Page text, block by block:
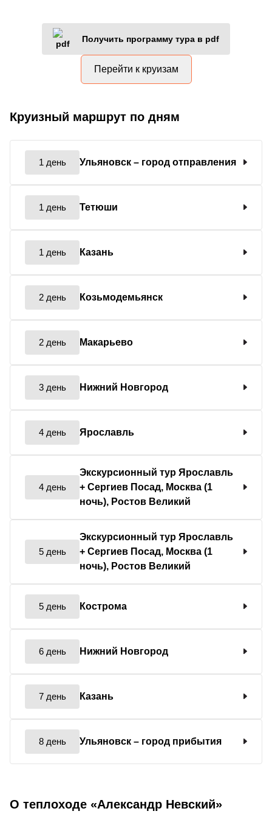
Получить программу тура в pdf
Перейти к круизам
Круизный маршрут по дням
1 день Ульяновск – город отправления
1 день Тетюши
1 день Казань
2 день Козьмодемьянск
2 день Макарьево
3 день Нижний Новгород
4 день Ярославль
4 день
Экскурсионный тур Ярославль
+ Сергиев Посад, Москва (1
ночь), Ростов Великий
5 день
Экскурсионный тур Ярославль
+ Сергиев Посад, Москва (1
ночь), Ростов Великий
5 день Кострома
6 день Нижний Новгород
7 день Казань
8 день Ульяновск – город прибытия
О теплоходе «Александр Невский»